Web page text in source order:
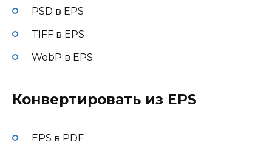
PSD в EPS
TIFF в EPS
WebP в EPS
Конвертировать из EPS
EPS в PDF